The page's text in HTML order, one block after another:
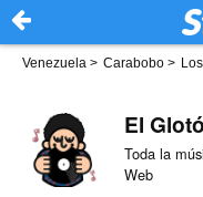
Venezuela > Carabobo >
El
Toda la
Web